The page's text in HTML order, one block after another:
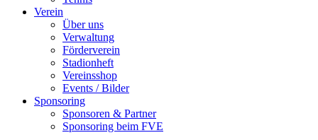
Verein
Über uns
Verwaltung
Förderverein
Stadionheft
Vereinsshop
Events / Bilder
Sponsoring
Sponsoren & Partner
Sponsoring beim FVE